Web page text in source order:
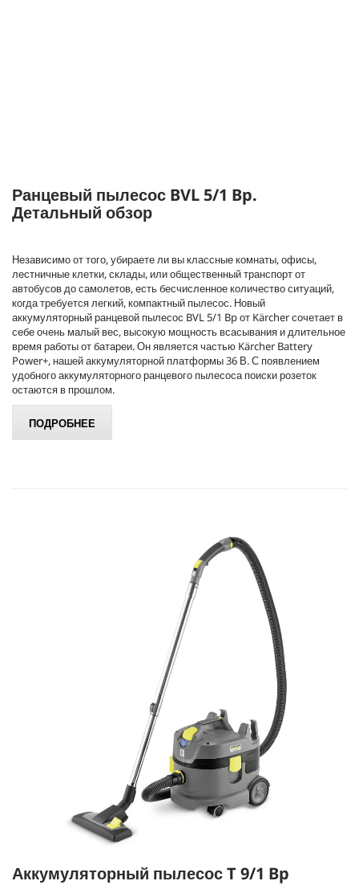
Ранцевый пылесос BVL 5/1 Bp.
Детальный обзор
Независимо от того, убираете ли вы классные комнаты, офисы,
лестничные клетки, склады, или общественный транспорт от
автобусов до самолетов, есть бесчисленное количество ситуаций,
когда требуется легкий, компактный пылесос. Новый
аккумуляторный ранцевой пылесос BVL 5/1 Bp от Kärcher сочетает в
себе очень малый вес, высокую мощность всасывания и длительное
время работы от батареи. Он является частью Kärcher Battery
Power+, нашей аккумуляторной платформы 36 В. С появлением
удобного аккумуляторного ранцевого пылесоса поиски розеток
остаются в прошлом.
ПОДРОБНЕЕ
Аккумуляторный пылесос T 9/1 Bp